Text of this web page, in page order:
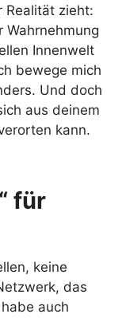
Realität zieht:
Wahrnehmung
Innenwelt
bewege mich
Und doch
aus deinem
kann.
für
keine
das
auch